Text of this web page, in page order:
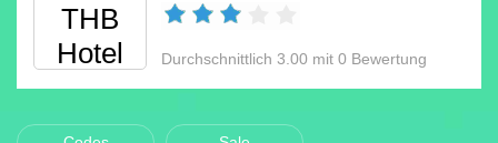
THB
Hotel
Durchschnittlich 3.00 mit 0 Bewertung